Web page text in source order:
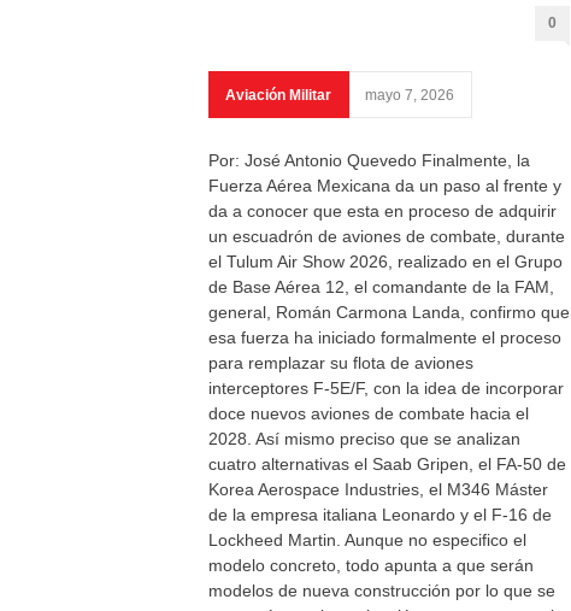
0
Aviación Militar mayo 7, 2026
Por: José Antonio Quevedo Finalmente, la
Fuerza Aérea Mexicana da un paso al frente y
da a conocer que esta en proceso de adquirir
un escuadrón de aviones de combate, durante
el Tulum Air Show 2026, realizado en el Grupo
de Base Aérea 12, el comandante de la FAM,
general, Román Carmona Landa, confirmo que
esa fuerza ha iniciado formalmente el proceso
para remplazar su flota de aviones
interceptores F-5E/F, con la idea de incorporar
doce nuevos aviones de combate hacia el
2028. Así mismo preciso que se analizan
cuatro alternativas el Saab Gripen, el FA-50 de
Korea Aerospace Industries, el M346 Máster
de la empresa italiana Leonardo y el F-16 de
Lockheed Martin. Aunque no especifico el
modelo concreto, todo apunta a que serán
modelos de nueva construcción por lo que se